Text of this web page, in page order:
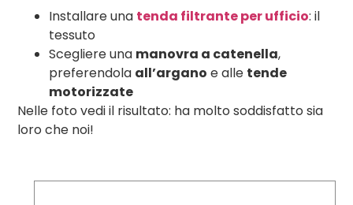
Installare una tenda filtrante per ufficio: il
tessuto
Scegliere una manovra a catenella,
preferendola all’argano e alle tende
motorizzate
Nelle foto vedi il risultato: ha molto soddisfatto sia
loro che noi!